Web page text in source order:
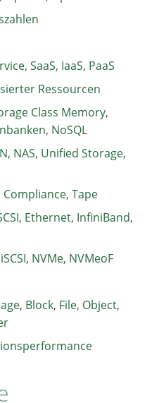
SaaS, IaaS, PaaS
Ressourcen
Class Memory,
NoSQL
NAS, Unified Storage,
Tape
Ethernet, InfiniBand,
NVMe, NVMeoF
Block, File, Object,